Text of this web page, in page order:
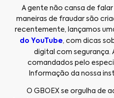
A gente não cansa de
maneiras de fraudar são
recentemente, lançamos
do YouTube, com dicas
digital com segurança.
comandados pelo
Informação da nossa
O GBOEX se orgulha de